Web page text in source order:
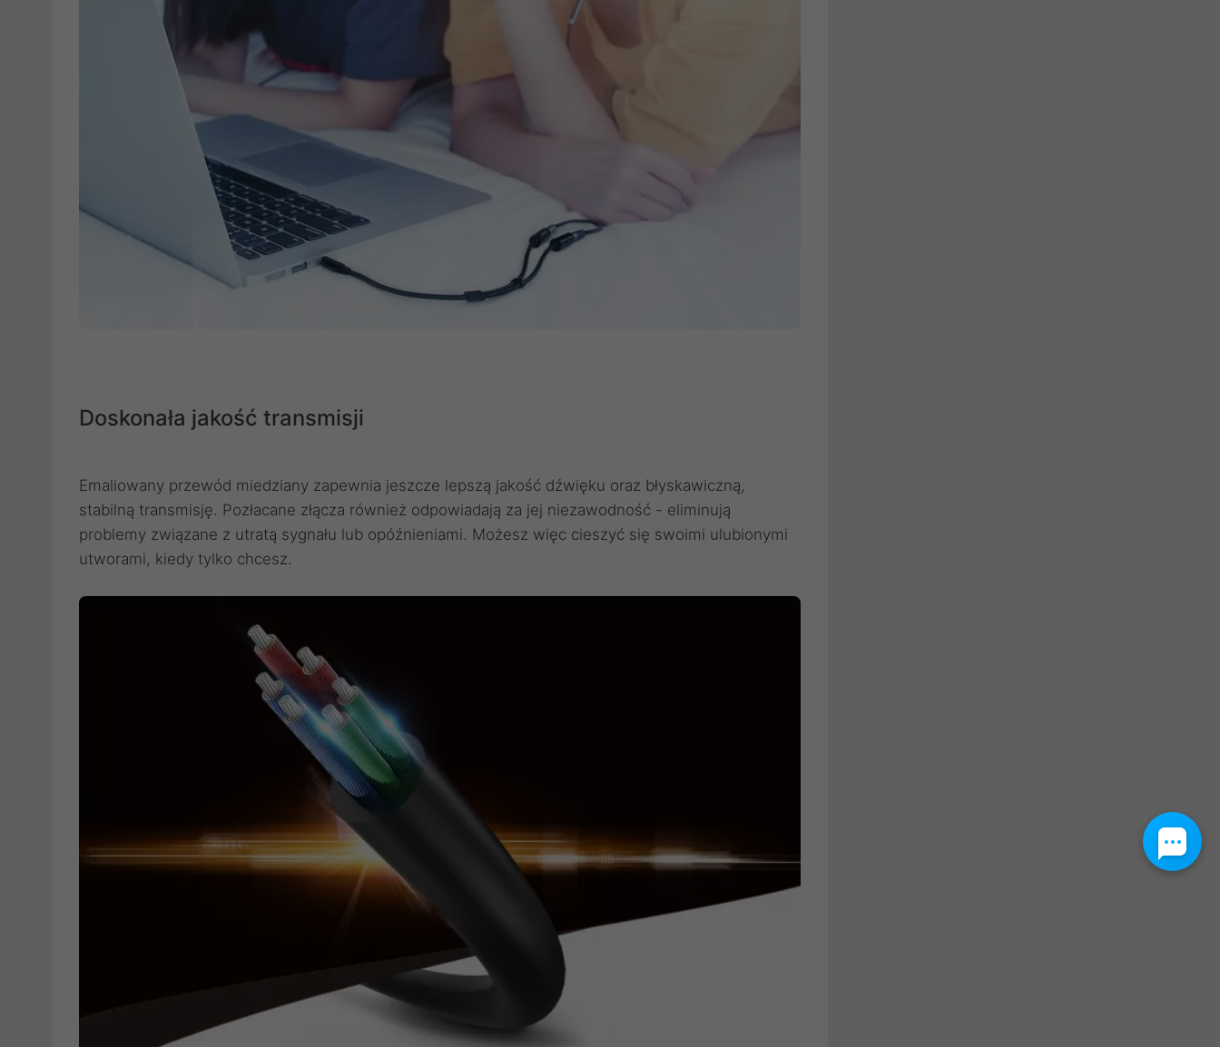
Doskonała jakość transmisji
Emaliowany przewód miedziany zapewnia jeszcze lepszą jakość dźwięku oraz błyskawiczną,
stabilną transmisję. Pozłacane złącza również odpowiadają za jej niezawodność - eliminują
problemy związane z utratą sygnału lub opóźnieniami. Możesz więc cieszyć się swoimi ulubionymi
utworami, kiedy tylko chcesz.